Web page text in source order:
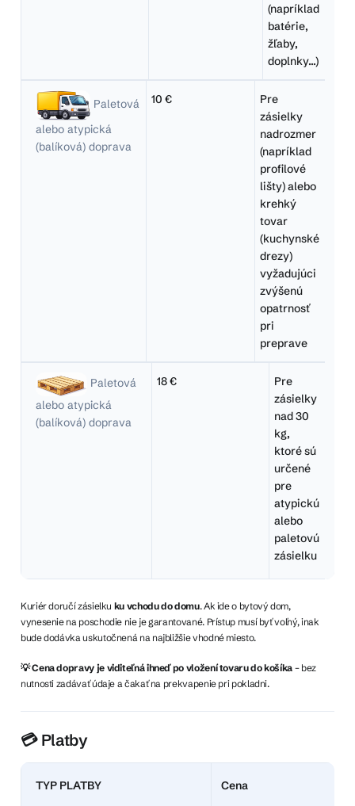
(napríklad
batérie,
žľaby,
doplnky...)
Paletová
alebo atypická
(balíková) doprava
10 €
Pre
zásielky
nadrozmer
(napríklad
profilové
lišty) alebo
krehký
tovar
(kuchynské
drezy)
vyžadujúci
zvýšenú
opatrnosť
pri
preprave
Paletová
alebo atypická
(balíková) doprava
18 €
Pre
zásielky
nad 30
kg,
ktoré sú
určené
pre
atypickú
alebo
paletovú
zásielku
Kuriér doručí zásielku ku vchodu do domu. Ak ide o bytový dom,
vynesenie na poschodie nie je garantované. Prístup musí byť voľný, inak
bude dodávka uskutočnená na najbližšie vhodné miesto.
💡 Cena dopravy je viditeľná ihneď po vložení tovaru do košíka – bez
nutnosti zadávať údaje a čakať na prekvapenie pri pokladni.
💳 Platby
TYP PLATBY Cena